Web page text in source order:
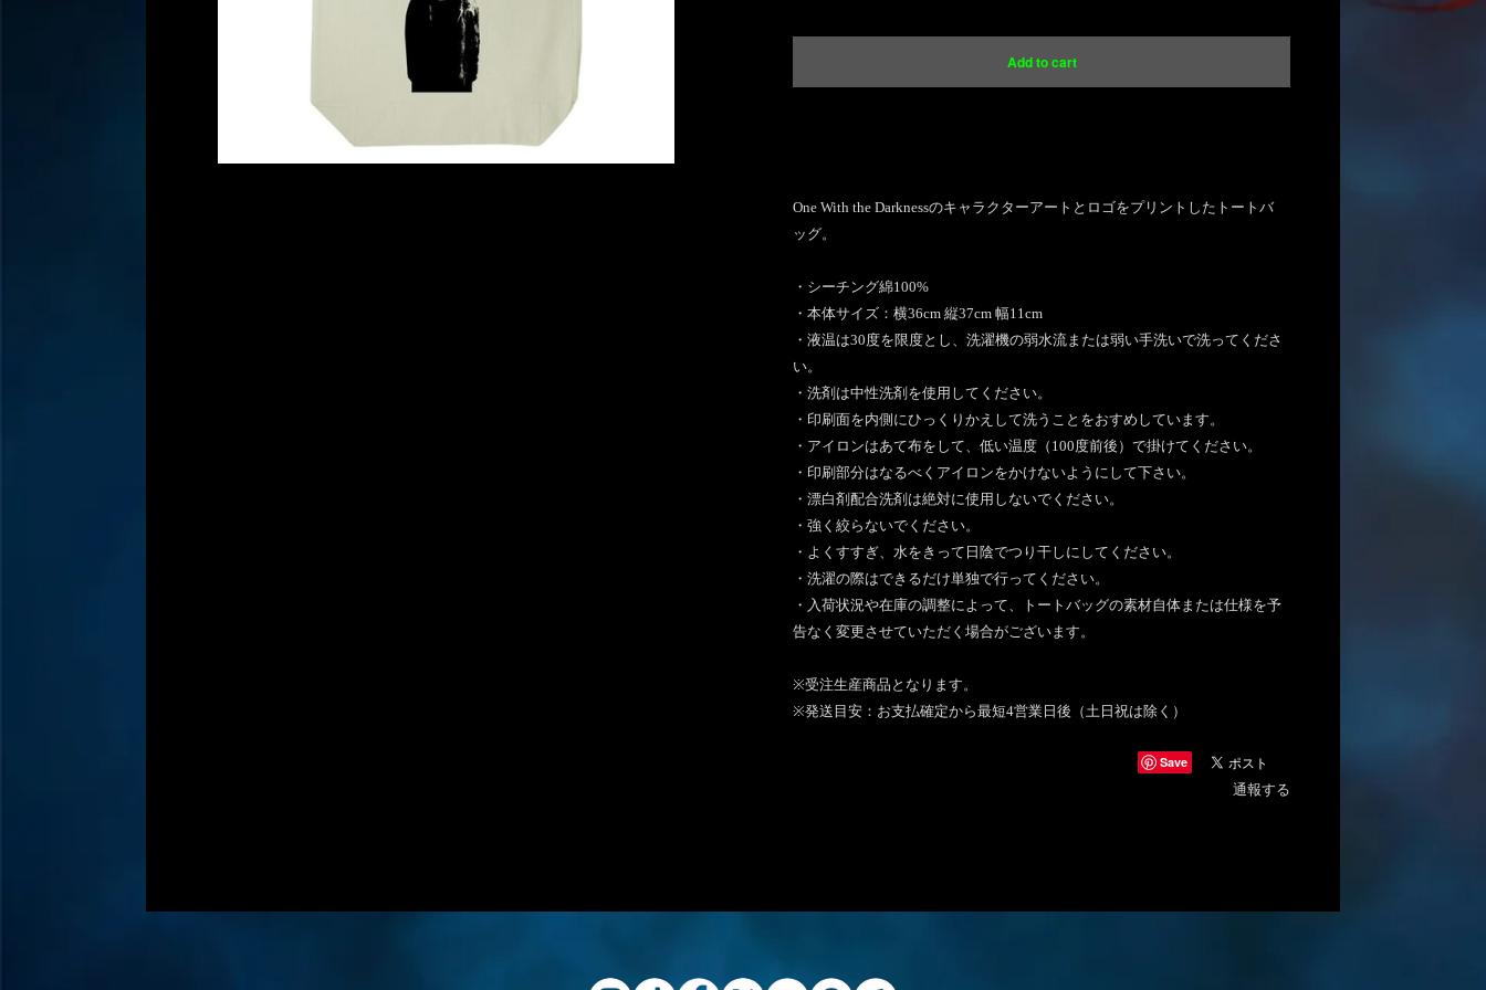
Add to cart
One With the Darknessのキャラクターアートとロゴをプリントしたトートバ
ッグ。
・シーチング綿100%
・本体サイズ：横36cm 縦37cm 幅11cm
・液温は30度を限度とし、洗濯機の弱水流または弱い手洗いで洗ってくださ
い。
・洗剤は中性洗剤を使用してください。
・印刷面を内側にひっくりかえして洗うことをおすめしています。
・アイロンはあて布をして、低い温度（100度前後）で掛けてください。
・印刷部分はなるべくアイロンをかけないようにして下さい。
・漂白剤配合洗剤は絶対に使用しないでください。
・強く絞らないでください。
・よくすすぎ、水をきって日陰でつり干しにしてください。
・洗濯の際はできるだけ単独で行ってください。
・入荷状況や在庫の調整によって、トートバッグの素材自体または仕様を予
告なく変更させていただく場合がございます。
※受注生産商品となります。
※発送目安：お支払確定から最短4営業日後（土日祝は除く）
Save
通報する